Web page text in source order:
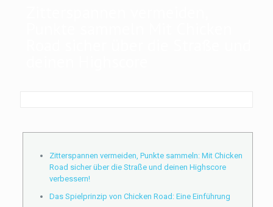
Zitterspannen vermeiden, Punkte sammeln: Mit Chicken
Road sicher über die Straße und deinen Highscore
verbessern!
Das Spielprinzip von Chicken Road: Eine Einführung